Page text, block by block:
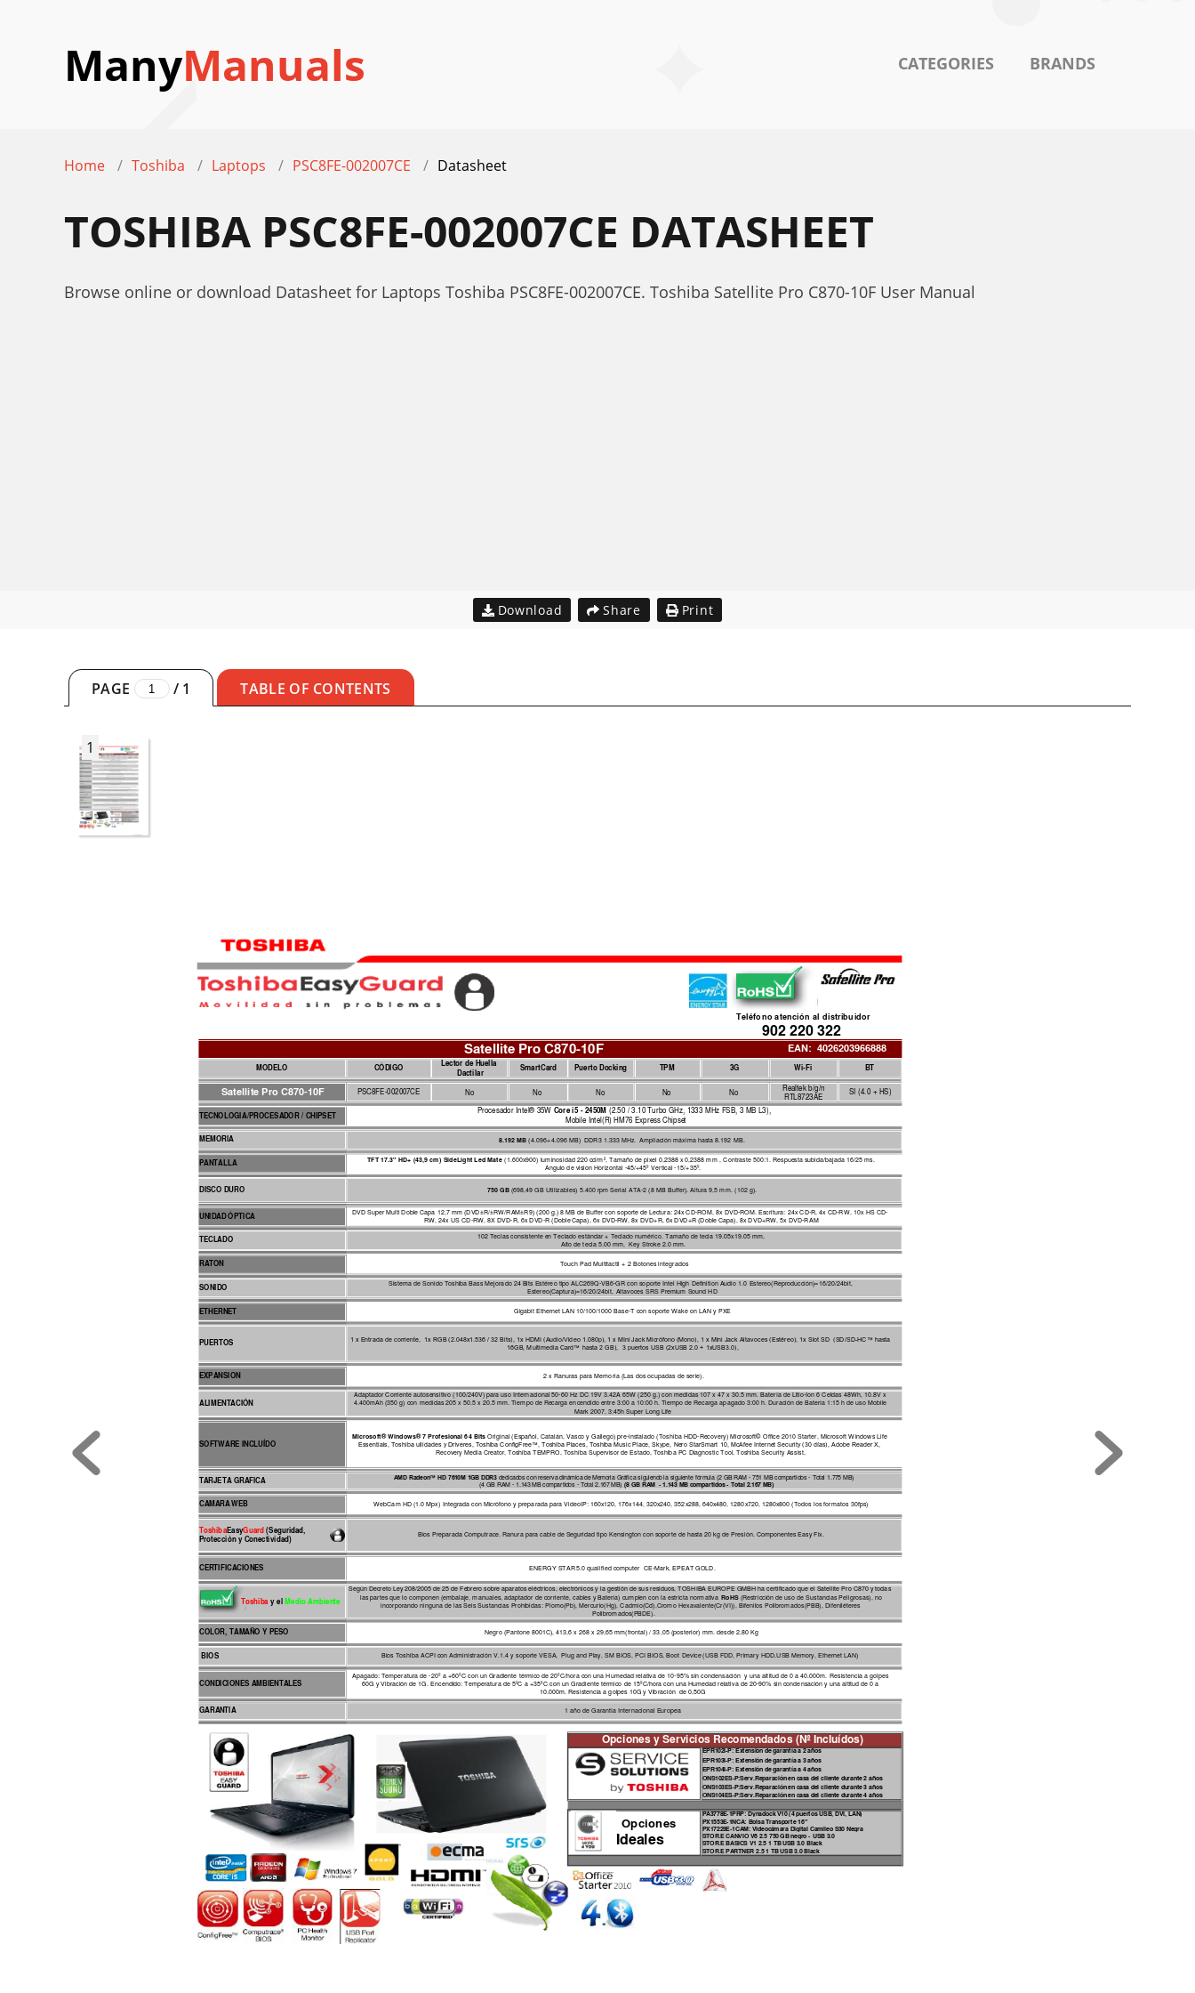
ManyManuals CATEGORIES BRANDS
Home Toshiba Laptops PSC8FE-002007CE Datasheet
TOSHIBA PSC8FE-002007CE DATASHEET
Browse online or download Datasheet for Laptops Toshiba PSC8FE-002007CE. Toshiba Satellite Pro C870-10F User Manual
Download Share Print
PAGE /1 TABLE OF CONTENTS
1
MODELO CÓDIGO
Lector de Huella
Dactilar
SmartCard Puerto Docking TPM 3G Wi-Fi BT
Satellite Pro C870-10F PSC8FE-002007CE No No No No No
Realtek b/g/n
RTL8723AE
SI (4.0 + HS)
TECNOLOGI A/PROCESADOR / CHIPSET
MEMORIA
PANTALLA
DISCO DURO
UNIDAD ÓPTI CA
TECLADO
RATON
SONIDO
ETHERNET
PUERTOS
EXPANSION
ALIMENTACIÓN
SOFTWARE INCLUÍDO
TARJETA GRAFICA
CAMARA WEB
ToshibaEasyGuard (Seguridad,
Protección y Conectividad)
CERTIFICACIONES
                   Toshiba
y el Medio Ambiente
COLOR, T AMAÑO Y PESO
BIOS
CONDICIONES AMBIENTALES
GARANTIA
EPR102I-P: Extensión de garantía a 2 años
EPR103I-P: Extensión de garantía a 3 años
EPR104I-P: Extensión de garantía a 4 años
ONS102ES-P:Serv.Reparación en casa del cliente durante 2 años
ONS103ES-P:Serv.Reparación en casa del cliente durante 3 años
ONS1 04ES-P:Serv.Reparación en casa del cliente durante 4 años
PA3778E-1PRP: Dynadock V10 (4 puertos USB, DVI, LAN)
PX1553E-1NCA: Bolsa Transporte 16"
PX17229E-1CAM: Videocámara Digital Camileo S30 Negra
STOR.E CANVIO V6 2.5 750 GB negro - USB 3.0
STOR.E BASICS V1 2.5 1 TB USB 3.0 Black
STOR.E PARTNER 2.5 1 TB USB 3.0 Black
AMD Radeon™ HD 7610M 1GB DDR3 dedicados con reserva dinámica de Memoria Gráfica siguiendo la siguiente fórmula (2 GB RAM - 751 MB compartidos - Total 1.775 MB)
  (4 GB RAM - 1.143 MB co
mpartidos - Total 2.167 MB) (8 GB RAM  - 1.143 MB compartidos - Total 2.167 MB)
ENERGY STAR 5.0 qualified computer  CE-Mark, EPEAT GOLD.
Teléfono atención al distribuidor
902 220 322
Procesador Intel® 35W Core i5 - 2450M (2.50 / 3.10 Turbo GHz, 1333 MHz FSB, 3 MB L3),
  Mobile Intel(R) HM76 Express Chipse
t
EAN:  4026203966888
Satellite Pro C870-10F
Gigabit Ethernet LAN 10/100/1000 Base-T con soporte Wake on LAN y PXE
TFT 17.3" HD+ (43,9 cm) SideLight Led Mate (1.600x900) luminosidad 220 cd/m², Tamaño de pixel 0,2388 x 0,2388 mm , Contraste 500:1. Respuesta subida/bajada 16/25 ms.
Angulo de vision Horizontal -45/+45º Vertical -15/+35º.
750 GB (698,49 GB Utilizables) 5.400 rpm Serial ATA-2 (8 MB Buffer). Altura 9,5 mm. (102 g).
DVD Super Multi Doble Capa 12,7 mm (DVD±R/±RW/RAM±R9) (200 g.) 8 MB de Buffer con soporte de Lectura: 24x CD-ROM, 8x DVD-ROM. Escritura: 24x CD-R, 4x CD-RW, 10x HS CD-
RW, 24x US CD-RW, 8X DVD-R, 6x DVD-R (Doble Capa), 6x DVD-RW, 8x DVD+R, 6x DVD+R (Doble Capa), 8x DVD+RW, 5x DVD-RAM
102 Teclas consistente en Teclado estándar + Teclado numérico. Tamaño de tecla 19.05x19.05 mm
Alto de tecla 5.00 mm,  Key Stroke 2.0 mm.
Apagado: Temperatura de -20º a +60ºC con un Gradiente térmico de 20ºC/hora con una Humedad relativa de 10-95% sin condensación  y una altitud de 0 a 40.000m. Resistencia a golpes
60G y Vibración de 1G. Encendido: Temperatura de 5ºC a +35ºC con un Gradiente térmico de 15ºC/hora con una Humedad relativa de 20-90% sin condensación y una altitud de 0 a
10.000m. Resistencia a golpes 10G y Vibración  de 0,50G
1 año de Garantía Internacional Europea
Sistema de Sonido Toshiba Bass Mejorado 24 Bits Estéreo tipo ALC269Q-VB6-GR con soporte Intel High Definition Audio 1.0 Estereo(Reproducción)=16/20/24bit,
Estereo(Captura)=16/20/24bit, Altavoces SRS Premium Sound HD
Adaptador Corriente autosensitivo (100/240V) para uso Internacional 50-60 Hz DC 19V 3.42A 65W (250 g.) con medidas 107 x 47 x 30.5 mm. Batería de Litio-Ion 6 Celdas 48Wh, 10.8V x
4.400mAh (350 g) con medidas 205 x 50.5 x 20.5 mm. Tiempo de Recarga encendido entre 3:00 a 10:00 h. Tiempo de Recarga apagado 3:00 h. Duración de Batería 1:15 h de uso Mobile
Mark 2007, 3:45h Super Long Life
8.192 MB (4.096+4.096 MB)  DDR3 1.333 MHz .  Ampliación máxima hasta 8.192 MB.
Microsoft® Windows® 7 Profesional 64 Bits Original (Español, Catalán, Vasco y Gallego) pre-instalado (Toshiba HDD-Recovery) Microsoft© Office 2010 Starter, Microsoft Windows Life
Essentials, Toshiba uilidades y Driveres, Toshiba ConfigFree™, Toshiba Places, Toshiba Music Place, Skype, Nero StarSmart 10, McAfee Internet Security (30 días), Adobe Reader X,
Recovery Media Creator, Toshiba TEMPRO, Toshiba Supervisor de Estado, Toshiba PC Diagnostic Tool, Toshiba Security Assist,
Negro (Pantone 8001C), 413,6 x 268 x 29,65 mm(frontal) / 33,05 (posterior) mm. desde 2,80 Kg
Touch Pad Multitactil + 2 Botones integrados
1 x Entrada de corriente,  1x RGB (2.048x1.536 / 32 Bits) , 1x HDMI (Audio/Video 1.080p), 1 x MIni Jack Micrófono (Mono), 1 x Mini Jack Altavoces (Estéreo), 1x Slot SD  (SD/SD-HC™ hasta
16GB, Multimedia Card™ hasta 2 GB), 3 puertos USB (2xUSB 2.0 + 1xUSB3.0),
2 x Ranuras para Memoria (Las dos ocupadas de serie).
WebCam HD (1.0 Mpx) Integrada con Micrófono y preparada para VideoIP: 160x120, 176x144, 320x240, 352x288, 640x480, 1280x720, 1280x800 (Todos los formatos 30fps)
Bios Preparada Computrace. Ranura para cable de Seguridad tipo Kensington con soporte de hasta 20 kg de Presión. Componentes Easy Fix.
Opciones
Ideales
Bios Toshiba ACPI con Admini stración V.1.4 y soporte VESA,  Plug and Play, SM BIOS, PCI BIOS, Boot Device (USB FDD, Primary HDD,USB Memory, Ethernet LAN)
Según Decreto Ley 208/2005 de 25 de Febrero sobre aparatos eléctricos, electrónicos y la gestión de sus residuos, TOSHIBA EUROPE GMBH ha certificado que el Satellite Pro C870 y todas
las partes que lo componen (embalaje, manuales, adaptador de corriente, cables y Batería) cumplen con la estricta normativa RoHS (Restricción de uso de Sustancias Peligrosas), no
incorporando ninguna de las Seis Sustancias Prohibidas: Plomo(Pb), Mercurio(Hg), Cadmio(Cd),Cromo Hexavalente(Cr(VI)), Bifenilos Polibromados(PBB), Difeniléteres
Polibromados(PBDE).
Opciones y Servicios Recomendados (No Incluídos)